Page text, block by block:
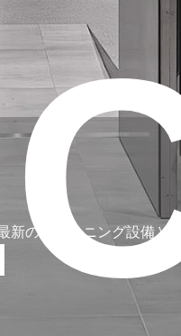
のトレーニング設備